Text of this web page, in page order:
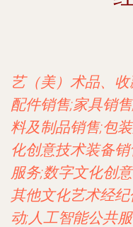
艺（美）术品、
配件销售;家具销
料及制品销售;包
化创意技术装备
服务;数字文化创
其他文化艺术经
动;人工智能公共